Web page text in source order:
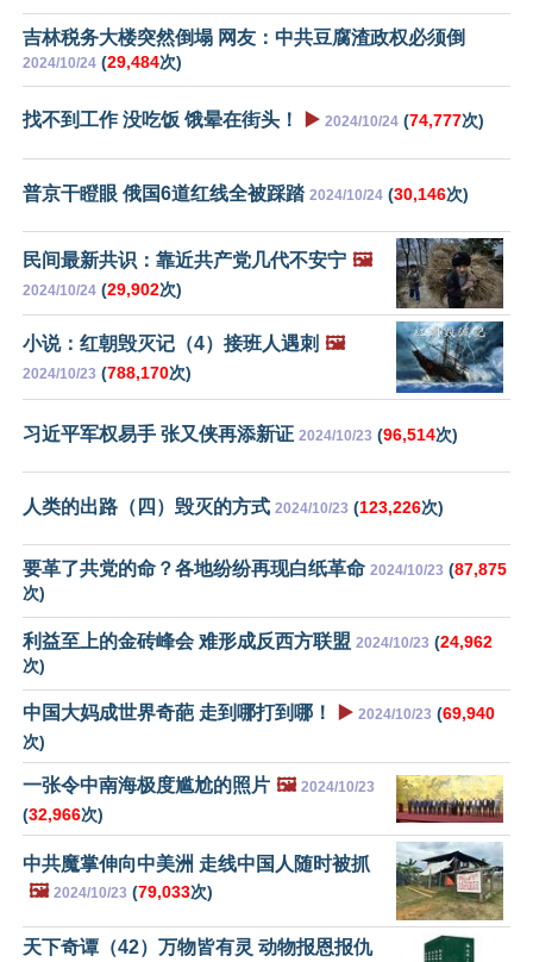
吉林税务大楼突然倒塌 网友：中共豆腐渣政权必须倒
2024/10/24 (29,484次)
找不到工作 没吃饭 饿晕在街头！ ▶️ 2024/10/24 (74,777次)
普京干瞪眼 俄国6道红线全被踩踏 2024/10/24 (30,146次)
民间最新共识：靠近共产党几代不安宁 🖼️
2024/10/24 (29,902次)
小说：红朝毁灭记（4）接班人遇刺 🖼️
2024/10/23 (788,170次)
习近平军权易手 张又侠再添新证 2024/10/23 (96,514次)
人类的出路（四）毁灭的方式 2024/10/23 (123,226次)
要革了共党的命？各地纷纷再现白纸革命 2024/10/23 (87,875
次)
利益至上的金砖峰会 难形成反西方联盟 2024/10/23 (24,962
次)
中国大妈成世界奇葩 走到哪打到哪！ ▶️ 2024/10/23 (69,940
次)
一张令中南海极度尴尬的照片 🖼️ 2024/10/23
(32,966次)
中共魔掌伸向中美洲 走线中国人随时被抓
🖼️ 2024/10/23 (79,033次)
天下奇谭（42）万物皆有灵 动物报恩报仇